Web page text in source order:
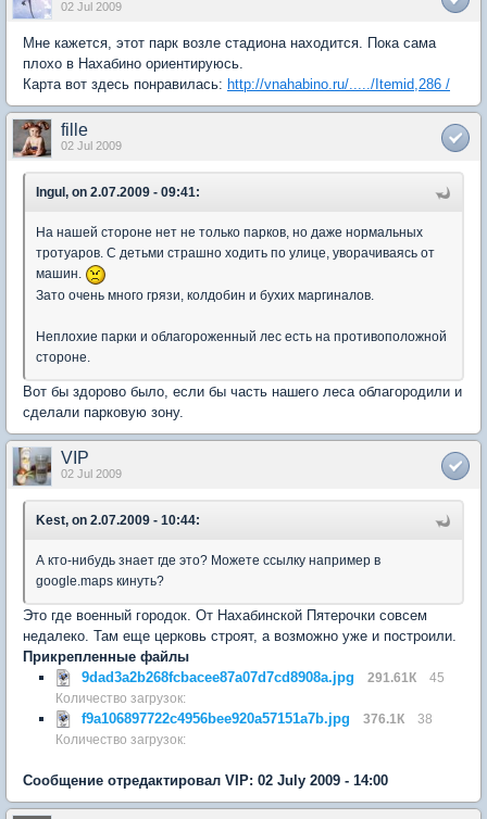
02 Jul 2009
Мне кажется, этот парк возле стадиона находится. Пока сама
плохо в Нахабино ориентируюсь.
Карта вот здесь понравилась: http://vnahabino.ru/...../Itemid,286 /
fille
02 Jul 2009
Ingul, on 2.07.2009 - 09:41:
На нашей стороне нет не только парков, но даже нормальных
тротуаров. С детьми страшно ходить по улице, уворачиваясь от
машин.
Зато очень много грязи, колдобин и бухих маргиналов.
Неплохие парки и облагороженный лес есть на противоположной
стороне.
Вот бы здорово было, если бы часть нашего леса облагородили и
сделали парковую зону.
VIP
02 Jul 2009
Kest, on 2.07.2009 - 10:44:
А кто-нибудь знает где это? Можете ссылку например в
google.maps кинуть?
Это где военный городок. От Нахабинской Пятерочки совсем
недалеко. Там еще церковь строят, а возможно уже и построили.
Прикрепленные файлы
9dad3a2b268fcbacee87a07d7cd8908a.jpg
291.61К
45
Количество загрузок:
f9a106897722c4956bee920a57151a7b.jpg 376.1К
38
Количество загрузок:
Сообщение отредактировал VIP: 02 July 2009 - 14:00